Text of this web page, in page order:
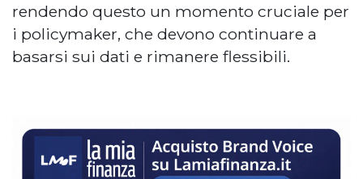
rendendo questo un momento cruciale per
i policymaker, che devono continuare a
basarsi sui dati e rimanere flessibili.